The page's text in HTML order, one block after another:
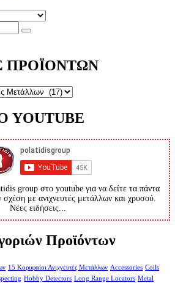
ΠΡΟΪΟΝΤΩΝ
YOUTUBE
group στο youtube για να δείτε τα πάντα
σχέση με ανιχνευτές μετάλλων και χρυσού.
Νέες ειδήσεις...
Προϊόντων
15 Κορυφαίοι Ανιχνευτές Μετάλλων Accessories Coils
Hobby Detectors Long Range Locators Metal